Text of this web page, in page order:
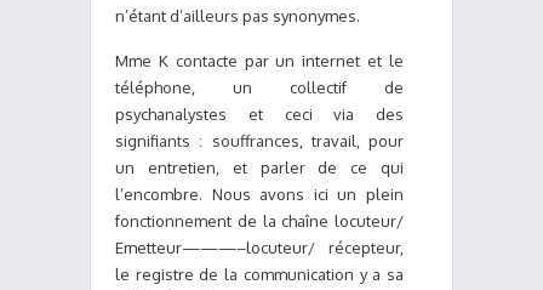
n’étant d’ailleurs pas synonymes.
Mme K contacte par un internet et le
téléphone, un collectif de
psychanalystes et ceci via des
signifiants : souffrances, travail, pour
un entretien, et parler de ce qui
l’encombre. Nous avons ici un plein
fonctionnement de la chaîne locuteur/
Emetteur———–locuteur/ récepteur,
le registre de la communication y a sa